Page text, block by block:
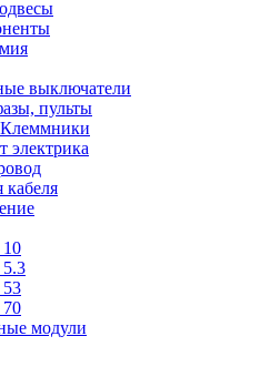
выключатели
пульты
электрика
кабеля
модули